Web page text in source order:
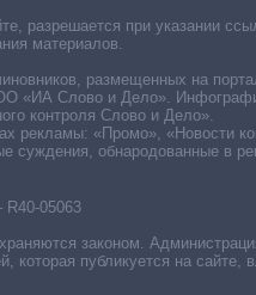
05063
законом.
которая публикуется на сайте,
разрешается при указании
материалов.
размещенных на
«ИА Слово и Дело».
контроля Слово и Дело».
рекламы: «Промо», «Новости
суждения, обнародованные в